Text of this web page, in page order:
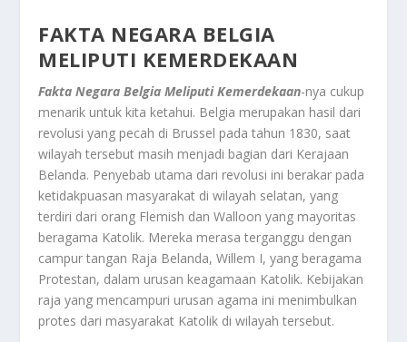
FAKTA NEGARA BELGIA
MELIPUTI KEMERDEKAAN
Fakta Negara Belgia Meliputi Kemerdekaan-nya cukup
menarik untuk kita ketahui. Belgia merupakan hasil dari
revolusi yang pecah di Brussel pada tahun 1830, saat
wilayah tersebut masih menjadi bagian dari Kerajaan
Belanda. Penyebab utama dari revolusi ini berakar pada
ketidakpuasan masyarakat di wilayah selatan, yang
terdiri dari orang Flemish dan Walloon yang mayoritas
beragama Katolik. Mereka merasa terganggu dengan
campur tangan Raja Belanda, Willem I, yang beragama
Protestan, dalam urusan keagamaan Katolik. Kebijakan
raja yang mencampuri urusan agama ini menimbulkan
protes dari masyarakat Katolik di wilayah tersebut.